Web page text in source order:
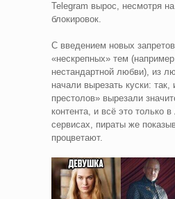
Telegram вырос, несмотря
блокировок.
С введением новых
«нескрепных» тем
нестандартной любви), из
начали вырезать куски: так,
престолов» вырезали
контента, и всё это только
сервисах, пираты же
процветают.